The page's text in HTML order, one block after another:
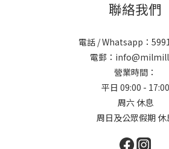
聯絡我們
電話 / Whatsapp：
電郵：
營業時間：
平日 09:00 - 17:00
周六 休息
周日及公眾假期 休